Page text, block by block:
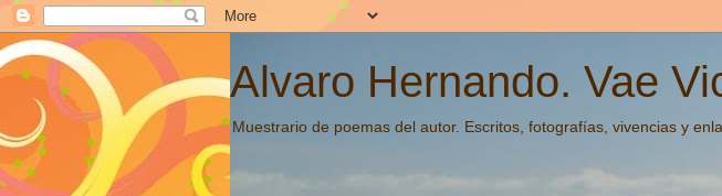
Alvaro Hernando. Vae
Muestrario de poemas del autor. Escritos, fotografías, vivencias y